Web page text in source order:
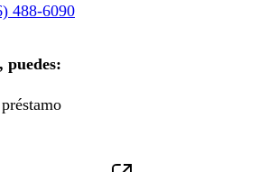
488-6090
puedes: